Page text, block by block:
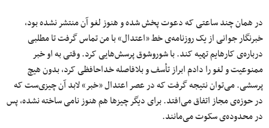
در همان چند ساعتی که دعوت پخش شده و هنوز لغو آن منتشر نشده بود،
خبرنگار جوانی از یک روزنامه‌ی خط «اعتدال» با من تماس گرفت تا مطلبی
درباره‌ی کارهایم تهیه کند. با شوروشوق پرسش‌هایی کرد. وقتی به او خبر
ممنوعیت و لغو را دادم ابراز تأسف و بلافاصله خداحافظی کرد، بدون هیچ
پرسشی. می‌توان نتیجه گرفت که در عصر اعتدال «خبر» لابد آن چیزی‌ست که
در حوزه‌ی مجاز اتفاق می‌افتد. برای دیگر چیزها هم هنوز نامی ساخته نشده، پس
در محدوده‌ی سکوت می‌مانند.